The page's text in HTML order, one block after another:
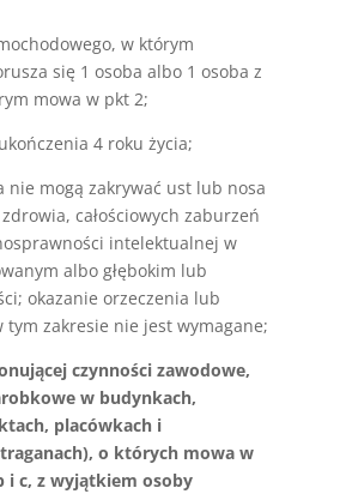
w którym
się 1 osoba albo 1 osoba z
mowa w pkt 2;
4 roku życia;
mogą zakrywać ust lub nosa
całościowych zaburzeń
intelektualnej w
albo głębokim lub
okazanie orzeczenia lub
tym zakresie nie jest wymagane;
czynności zawodowe,
w budynkach,
placówkach i
o których mowa w
i c, z wyjątkiem osoby